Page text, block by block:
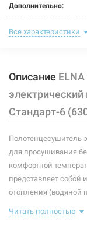
Дополнительно:
Цвет:
Глубина:
Высота:
Мощность:
Тип крепления:
Тип подключения:
Материал корпуса:
Все характеристики
Описание
Стандарт-6
Полотенцесушитель
для просушивания
комфортной
представляет собой
отопления (водяной
правильно
Читать полностью